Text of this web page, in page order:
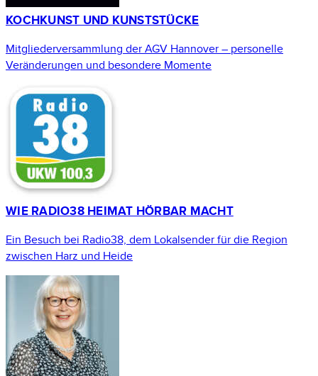
KOCHKUNST UND KUNSTSTÜCKE
Mitgliederversammlung der AGV Hannover – personelle
Veränderungen und besondere Momente
WIE RADIO38 HEIMAT HÖRBAR MACHT
Ein Besuch bei Radio38, dem Lokalsender für die Region
zwischen Harz und Heide